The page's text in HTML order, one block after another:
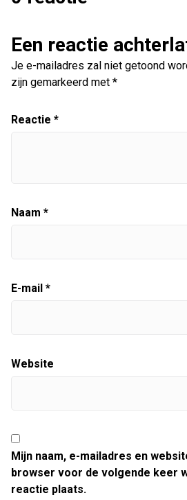
Een reactie
Je e-mailadres zal niet getoond
zijn gemarkeerd met *
Reactie *
Naam *
E-mail *
Website
Mijn naam, e-mailadres en
browser voor de volgende keer
reactie plaats.